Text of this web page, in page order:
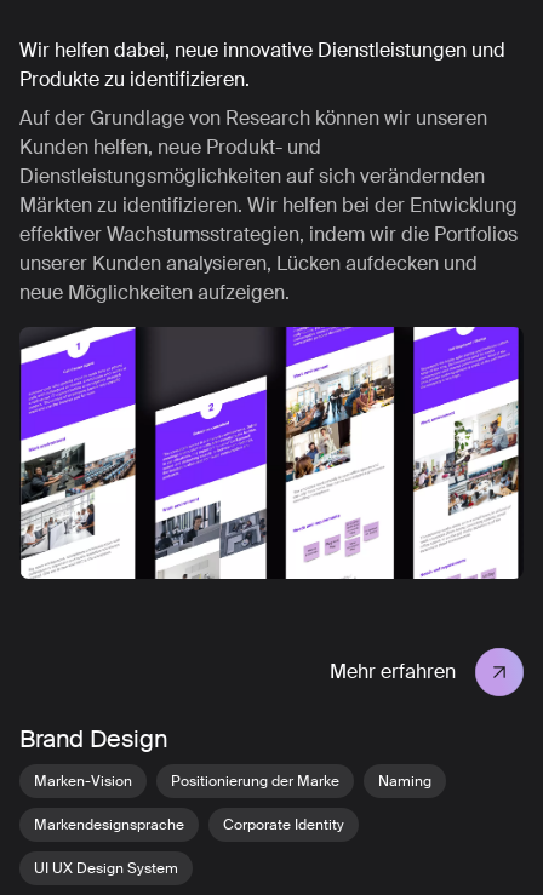
Wir helfen dabei, neue innovative Dienstleistungen und
Produkte zu identifizieren.
Auf der Grundlage von Research können wir unseren
Kunden helfen, neue Produkt- und
Dienstleistungsmöglichkeiten auf sich verändernden
Märkten zu identifizieren. Wir helfen bei der Entwicklung
effektiver Wachstumsstrategien, indem wir die Portfolios
unserer Kunden analysieren, Lücken aufdecken und
neue Möglichkeiten aufzeigen.
Mehr erfahren
Brand Design
Marken-Vision Positionierung der Marke Naming
Markendesignsprache Corporate Identity
UI UX Design System